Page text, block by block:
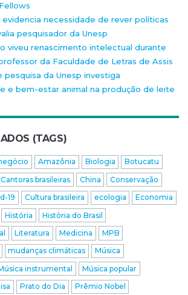
evidencia necessidade de rever políticas
pesquisador da Unesp
viveu renascimento intelectual durante
da Faculdade de Letras de Assis
da Unesp investiga
e bem-estar animal na produção de leite
(TAGS)
Amazônia Biologia
Botucatu
Cantoras brasileiras China
Conservação
19 Cultura brasileira ecologia
Economia
História
História do Brasil
Literatura Medicina
MPB
mudanças climáticas
Música
instrumental
Música popular
Prato do Dia
Prêmio Nobel